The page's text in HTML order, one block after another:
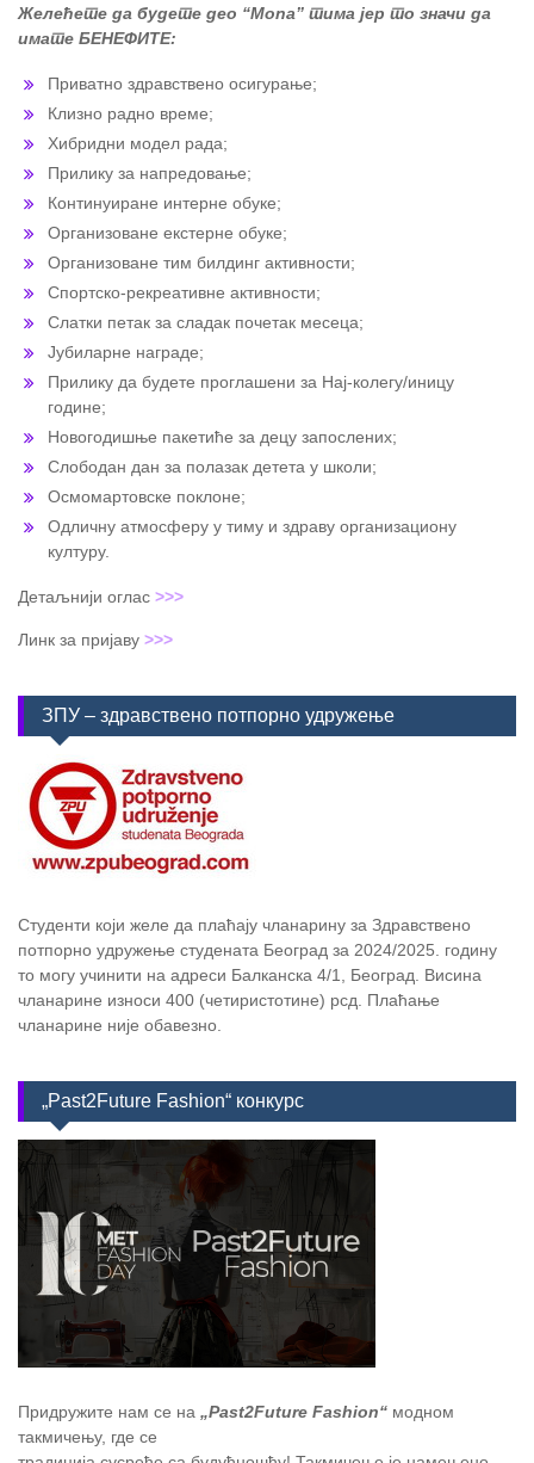
Желећете да будете део “Mona” тима јер то значи да
имате БЕНЕФИТЕ:
Приватно здравствено осигурање;
Клизно радно време;
Хибридни модел рада;
Прилику за напредовање;
Континуиране интерне обуке;
Организоване екстерне обуке;
Организоване тим билдинг активности;
Спортско-рекреативне активности;
Слатки петак за сладак почетак месеца;
Јубиларне награде;
Прилику да будете проглашени за Нај-колегу/иницу
године;
Новогодишње пакетиће за децу запослених;
Слободан дан за полазак детета у школи;
Осмомартовске поклоне;
Одличну атмосферу у тиму и здраву организациону
културу.
Детаљнији оглас >>>
Линк за пријаву >>>
ЗПУ – здравствено потпорно удружење
Студенти који желе да плаћају чланарину за Здравствено
потпорно удружење студената Београд за 2024/2025. годину
то могу учинити на адреси Балканска 4/1, Београд. Висина
чланарине износи 400 (четиристотине) рсд. Плаћање
чланарине није обавезно.
„Past2Future Fashion“ конкурс
Придружите нам се на „Past2Future Fashion“ модном
такмичењу, где се